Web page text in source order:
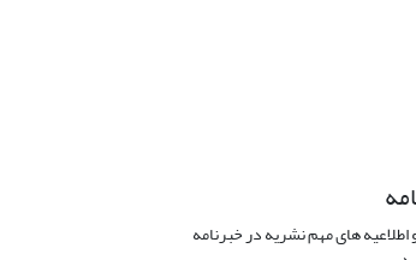
اطلاعیه های مهم نشریه در خبرنامه